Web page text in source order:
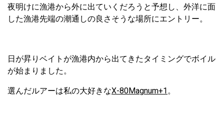
夜明けに漁港から外に出ていくだろうと予想し、外洋に面
した漁港先端の潮通しの良さそうな場所にエントリー。
日が昇りベイトが漁港内から出てきたタイミングでボイル
が始まりました。
選んだルアーは私の大好きなX-80Magnum+1。